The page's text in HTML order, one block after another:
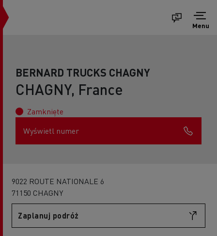
Menu
BERNARD TRUCKS CHAGNY
CHAGNY, France
Zamknięte
Wyświetl numer
9022 ROUTE NATIONALE 6
71150 CHAGNY
Zaplanuj podróż